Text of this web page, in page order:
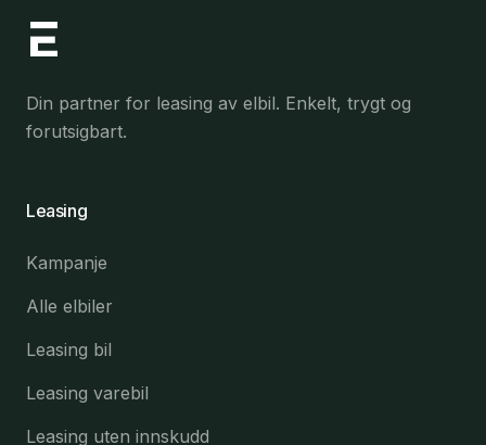
Din partner for leasing av elbil. Enkelt, trygt og
forutsigbart.
Leasing
Kampanje
Alle elbiler
Leasing bil
Leasing varebil
Leasing uten innskudd